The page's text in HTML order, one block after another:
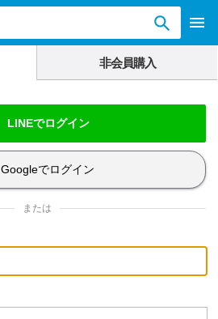
非会員購入
LINEでログイン
Googleでログイン
または